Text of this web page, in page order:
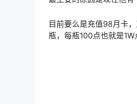
目前要么是充值98月卡
瓶，每瓶100点也就是1W